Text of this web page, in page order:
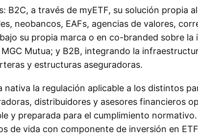
B2C, a través de myETF, su solución propia
neobancos, EAFs, agencias de valores,
su propia marca o en co-branded sobre
Mutua; y B2B, integrando la
y estructuras aseguradoras.
la regulación aplicable a los distintos
distribuidores y asesores financieros
y preparada para el cumplimiento
de vida con componente de inversión en